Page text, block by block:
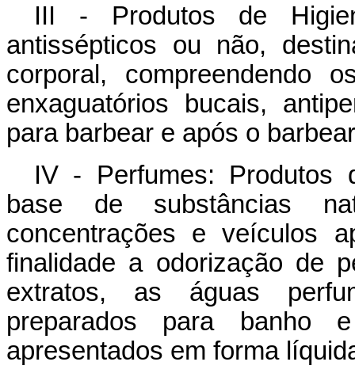
III - Produtos de
antissépticos ou não,
corporal, compreendendo
enxaguatórios bucais,
para barbear e após o
IV - Perfumes: Produtos
base de substâncias
concentrações e veículos
finalidade a odorização de
extratos, as águas
preparados para banho
apresentados em forma